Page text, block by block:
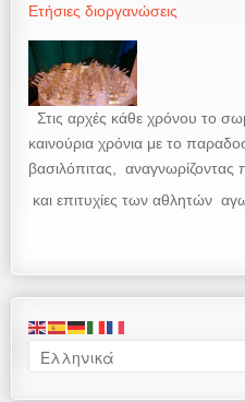
Ετήσιες διοργανώσεις
Στις αρχές κάθε χρόνου το
καινούρια χρόνια με το
βασιλόπιτας, αναγνωρίζοντας
και επιτυχίες των αθλητών